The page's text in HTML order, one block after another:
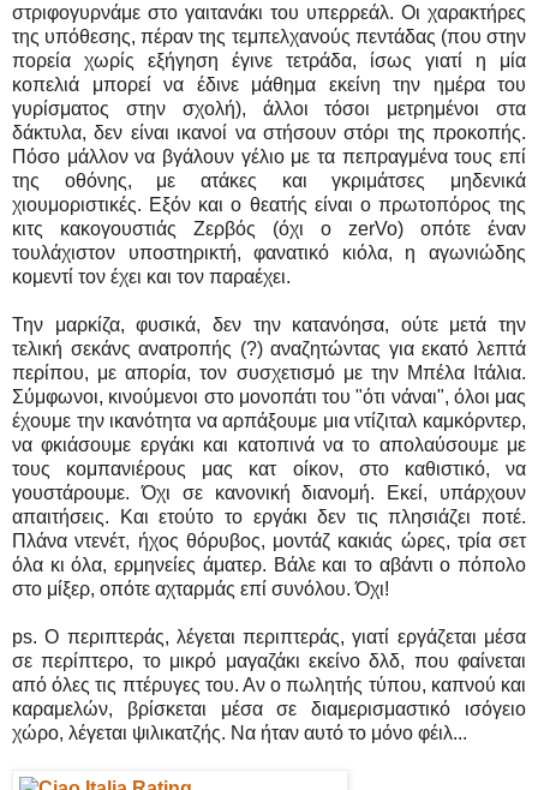
στριφογυρνάμε στο γαιτανάκι του υπερρεάλ. Οι χαρακτήρες
της υπόθεσης, πέραν της τεμπελχανούς πεντάδας (που στην
πορεία χωρίς εξήγηση έγινε τετράδα, ίσως γιατί η μία
κοπελιά μπορεί να έδινε μάθημα εκείνη την ημέρα του
γυρίσματος στην σχολή), άλλοι τόσοι μετρημένοι στα
δάκτυλα, δεν είναι ικανοί να στήσουν στόρι της προκοπής.
Πόσο μάλλον να βγάλουν γέλιο με τα πεπραγμένα τους επί
της οθόνης, με ατάκες και γκριμάτσες μηδενικά
χιουμοριστικές. Εξόν και ο θεατής είναι ο πρωτοπόρος της
κιτς κακογουστιάς Ζερβός (όχι ο zerVo) οπότε έναν
τουλάχιστον υποστηρικτή, φανατικό κιόλα, η αγωνιώδης
κομεντί τον έχει και τον παραέχει.
Την μαρκίζα, φυσικά, δεν την κατανόησα, ούτε μετά την
τελική σεκάνς ανατροπής (?) αναζητώντας για εκατό λεπτά
περίπου, με απορία, τον συσχετισμό με την Μπέλα Ιτάλια.
Σύμφωνοι, κινούμενοι στο μονοπάτι του "ότι νάναι", όλοι μας
έχουμε την ικανότητα να αρπάξουμε μια ντίζιταλ καμκόρντερ,
να φκιάσουμε εργάκι και κατοπινά να το απολαύσουμε με
τους κομπανιέρους μας κατ οίκον, στο καθιστικό, να
γουστάρουμε. Όχι σε κανονική διανομή. Εκεί, υπάρχουν
απαιτήσεις. Και ετούτο το εργάκι δεν τις πλησιάζει ποτέ.
Πλάνα ντενέτ, ήχος θόρυβος, μοντάζ κακιάς ώρες, τρία σετ
όλα κι όλα, ερμηνείες άματερ. Βάλε και το αβάντι ο πόπολο
στο μίξερ, οπότε αχταρμάς επί συνόλου. Όχι!
ps. Ο περιπτεράς, λέγεται περιπτεράς, γιατί εργάζεται μέσα
σε περίπτερο, το μικρό μαγαζάκι εκείνο δλδ, που φαίνεται
από όλες τις πτέρυγες του. Αν ο πωλητής τύπου, καπνού και
καραμελών, βρίσκεται μέσα σε διαμερισμαστικό ισόγειο
χώρο, λέγεται ψιλικατζής. Να ήταν αυτό το μόνο φέιλ...